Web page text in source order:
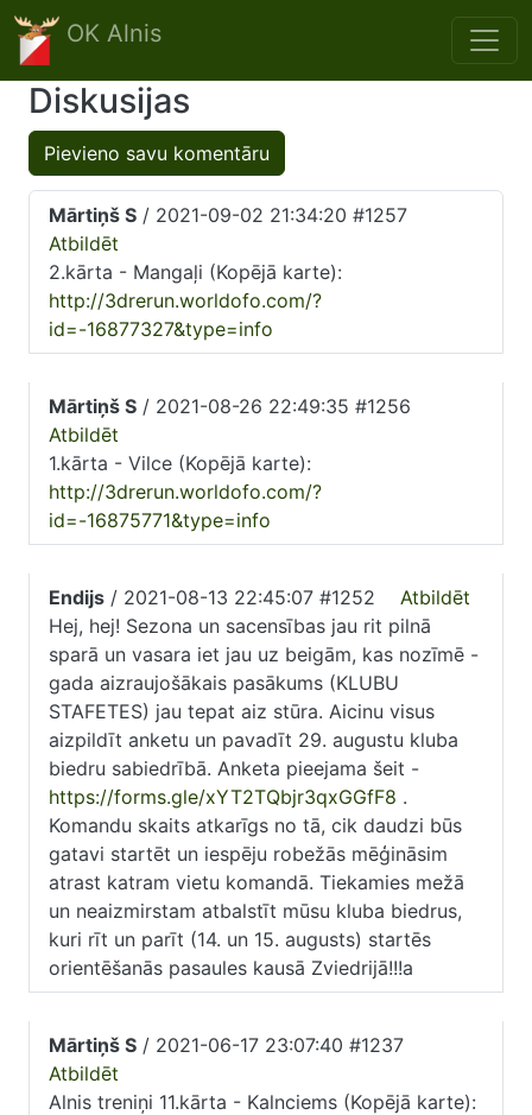
Skip to main content
OK Alnis
Diskusijas
Pievieno savu komentāru
Mārtiņš S / 2021-09-02 21:34:20 #1257
Atbildēt
2.kārta - Mangaļi (Kopējā karte):
http://3drerun.worldofo.com/?
id=-16877327&type=info
Mārtiņš S / 2021-08-26 22:49:35 #1256
Atbildēt
1.kārta - Vilce (Kopējā karte):
http://3drerun.worldofo.com/?
id=-16875771&type=info
Endijs / 2021-08-13 22:45:07 #1252
Atbildēt
Hej, hej! Sezona un sacensības jau rit pilnā
sparā un vasara iet jau uz beigām, kas nozīmē -
gada aizraujošākais pasākums (KLUBU
STAFETES) jau tepat aiz stūra. Aicinu visus
aizpildīt anketu un pavadīt 29. augustu kluba
biedru sabiedrībā. Anketa pieejama šeit -
https://forms.gle/xYT2TQbjr3qxGGfF8 .
Komandu skaits atkarīgs no tā, cik daudzi būs
gatavi startēt un iespēju robežās mēģināsim
atrast katram vietu komandā. Tiekamies mežā
un neaizmirstam atbalstīt mūsu kluba biedrus,
kuri rīt un parīt (14. un 15. augusts) startēs
orientēšanās pasaules kausā Zviedrijā!!!a
Mārtiņš S / 2021-06-17 23:07:40 #1237
Atbildēt
Alnis treniņi 11.kārta - Kalnciems (Kopējā karte):